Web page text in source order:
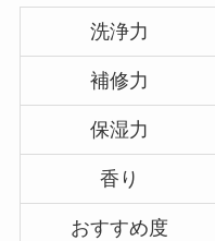
洗浄力
補修力
保湿力
香り
おすすめ度